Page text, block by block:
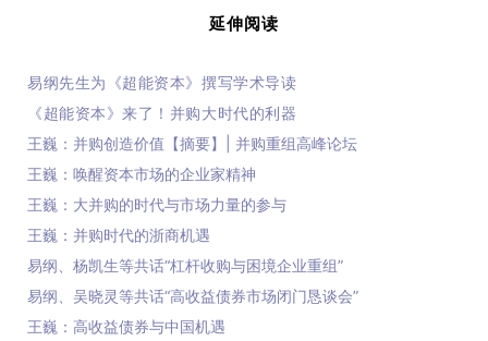
延伸阅读
易纲先生为《超能资本》撰写学术导读
《超能资本》来了！并购大时代的利器
王巍：并购创造价值【摘要】| 并购重组高峰论坛
王巍：唤醒资本市场的企业家精神
王巍：大并购的时代与市场力量的参与
王巍：并购时代的浙商机遇
易纲、杨凯生等共话“杠杆收购与困境企业重组”
易纲、吴晓灵等共话“高收益债券市场闭门恳谈会”
王巍：高收益债券与中国机遇